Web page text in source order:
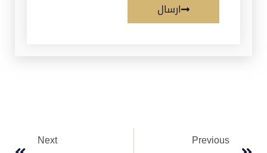
ارسال
Previous
Next